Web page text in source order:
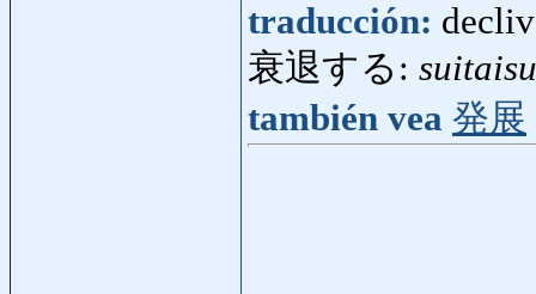
traducción:
衰退する:
también vea 発展